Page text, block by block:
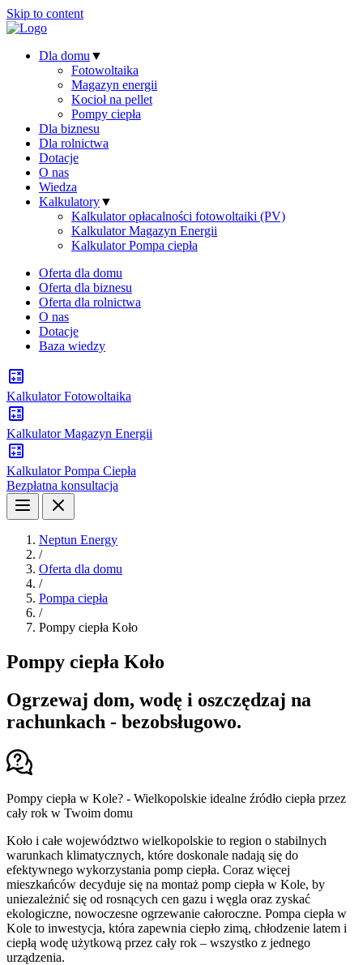
Skip to content
Dla domu ▼
Fotowoltaika
Magazyn energii
Kocioł na pellet
Pompy ciepła
Dla biznesu
Dla rolnictwa
Dotacje
O nas
Wiedza
Kalkulatory▼
Kalkulator opłacalności fotowoltaiki (PV)
Kalkulator Magazyn Energii
Kalkulator Pompa ciepła
Oferta dla domu
Oferta dla biznesu
Oferta dla rolnictwa
O nas
Dotacje
Baza wiedzy
Kalkulator Fotowoltaika
Kalkulator Magazyn Energii
Kalkulator Pompa Ciepła
Bezpłatna konsultacja
Neptun Energy
/
Oferta dla domu
/
Pompa ciepła
/
Pompy ciepła Koło
Pompy ciepła Koło
Ogrzewaj dom, wodę i oszczędzaj na
rachunkach - bezobsługowo.
Pompy ciepła w Kole? - Wielkopolskie idealne źródło ciepła przez
cały rok w Twoim domu
Koło i całe województwo wielkopolskie to region o stabilnych
warunkach klimatycznych, które doskonale nadają się do
efektywnego wykorzystania pomp ciepła. Coraz więcej
mieszkańców decyduje się na montaż pomp ciepła w Kole, by
uniezależnić się od rosnących cen gazu i węgla oraz zyskać
ekologiczne, nowoczesne ogrzewanie całoroczne. Pompa ciepła w
Kole to inwestycja, która zapewnia ciepło zimą, chłodzenie latem i
ciepłą wodę użytkową przez cały rok – wszystko z jednego
urządzenia.